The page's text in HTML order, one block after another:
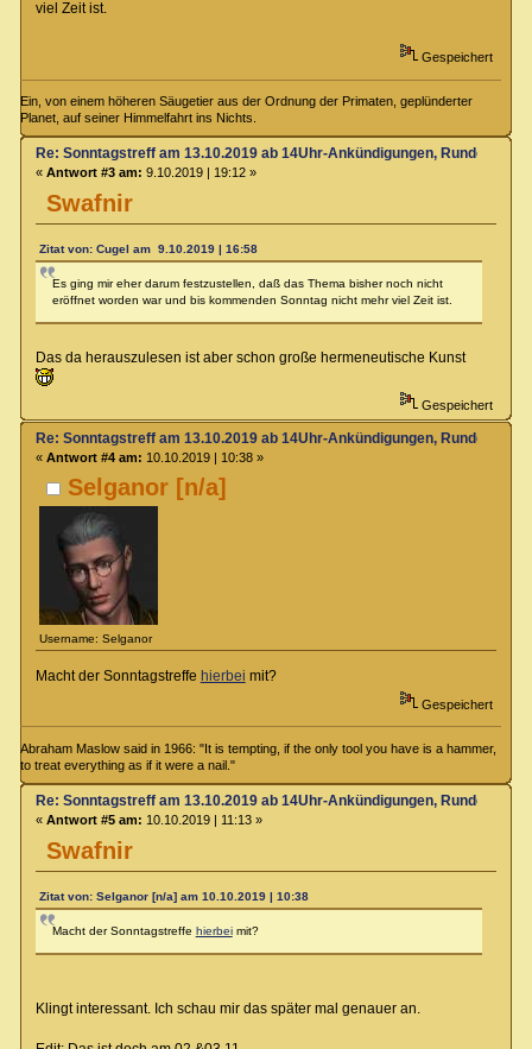
viel Zeit ist.
Gespeichert
Ein, von einem höheren Säugetier aus der Ordnung der Primaten, geplünderter
Planet, auf seiner Himmelfahrt ins Nichts.
Swafnir
Re: Sonntagstreff am 13.10.2019 ab 14Uhr-Ankündigungen,
« Antwort #3 am: 9.10.2019 | 19:12 »
Zitat von: Cugel am 9.10.2019 | 16:58
Es ging mir eher darum festzustellen, daß das Thema bisher noch nicht
eröffnet worden war und bis kommenden Sonntag nicht mehr viel Zeit ist.
Das da herauszulesen ist aber schon große hermeneutische Kunst
Gespeichert
Selganor [n/a]
Username: Selganor
Re: Sonntagstreff am 13.10.2019 ab 14Uhr-Ankündigungen,
« Antwort #4 am: 10.10.2019 | 10:38 »
Macht der Sonntagstreffe hierbei mit?
Gespeichert
Abraham Maslow said in 1966: "It is tempting, if the only tool you have is a hammer,
to treat everything as if it were a nail."
Swafnir
Re: Sonntagstreff am 13.10.2019 ab 14Uhr-Ankündigungen,
« Antwort #5 am: 10.10.2019 | 11:13 »
Zitat von: Selganor [n/a] am 10.10.2019 | 10:38
Macht der Sonntagstreffe hierbeimit?
Klingt interessant. Ich schau mir das später mal genauer an.